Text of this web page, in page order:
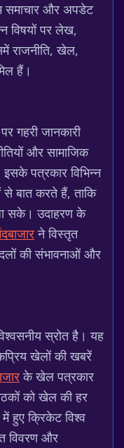
समाचार और अपडेट
विषयों पर लेख,
राजनीति, खेल,
हैं।
गहरी जानकारी
और सामाजिक
इसके पत्रकार विभिन्न
से बात करते हैं, ताकि
सके। उदाहरण के
ने विस्तृत
की संभावनाओं और
स्रोत है। यह
खेलों की खबरें
के खेल पत्रकार
को खेल की हर
हुए क्रिकेट विश्व
विवरण और